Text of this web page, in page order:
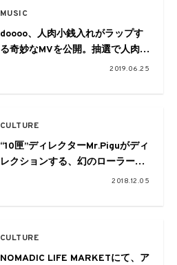
MUSIC
doooo、人肉小銭入れがラップす
る奇妙なMVを公開。抽選で人肉小
2019.06.25
CULTURE
“10匣”ディレクターMr.Piguがディ
レクションする、幻のローラース
ケート場が4日間伊勢丹新宿店に
2018.12.05
CULTURE
NOMADIC LIFE MARKETにて、ア